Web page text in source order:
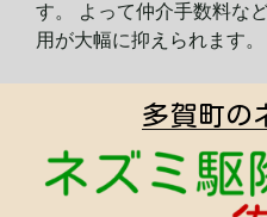
す。 よって仲介手数料な
用が大幅に抑えられます。
多賀町の